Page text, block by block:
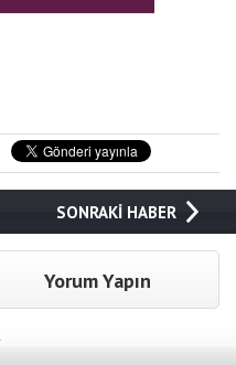
SONRAKİ HABER
Yorum Yapın